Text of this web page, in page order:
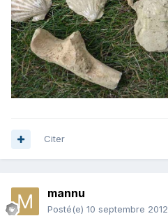
Citer
mannu
Posté(e) 10 septembre 2012